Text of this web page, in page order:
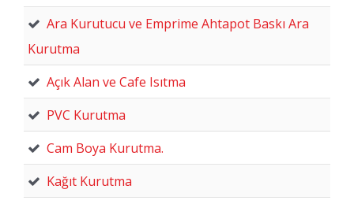
Ara Kurutucu ve Emprime Ahtapot Baskı Ara
Kurutma
Açık Alan ve Cafe Isıtma
PVC Kurutma
Cam Boya Kurutma.
Kağıt Kurutma